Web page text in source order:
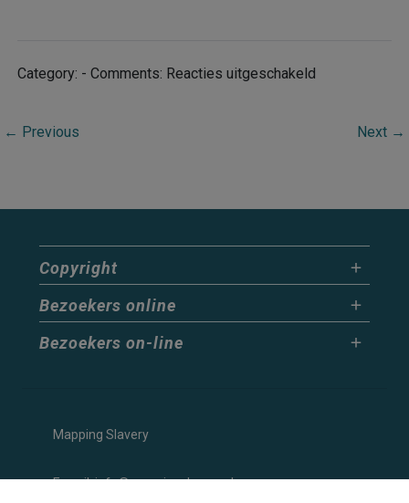
Category: - Comments: Reacties uitgeschakeldvoor
← Previous Next →
Copyright
Bezoekers online
Bezoekers on-line
Mapping Slavery
E-mail: info@mappingslavery.nl